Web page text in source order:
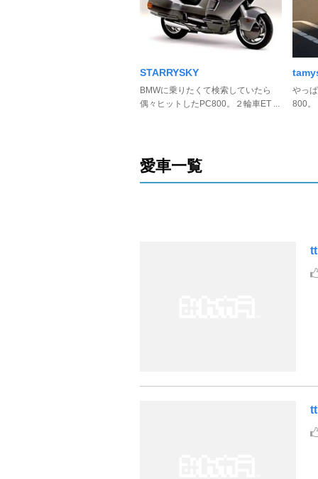
STARRYSKY
BMWに乗りたくて検索していたら
偶々ヒットしたPC800。２輪車ET ...
やっ
800。
愛車一覧